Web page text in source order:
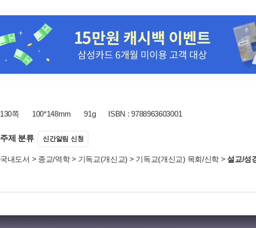
130쪽 100*148mm 91g ISBN : 9788963603001
주제 분류 신간알림 신청
국내도서 > 종교/역학> 기독교(개신교) > 기독교(개신교) 목회/신학 >설교/성